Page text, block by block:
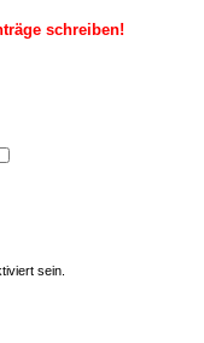
schreiben!
sein.